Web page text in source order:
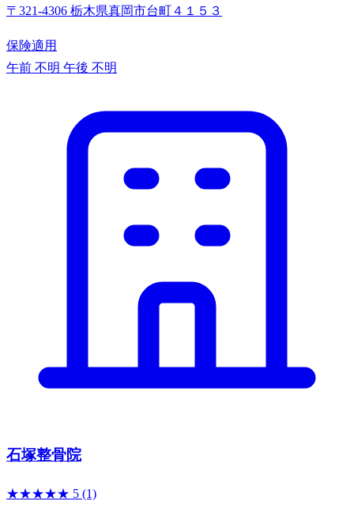
〒321-4306 栃木県真岡市台町４１５３
保険適用
午前 不明 午後 不明
石塚整骨院
★★★★★ 5 (1)